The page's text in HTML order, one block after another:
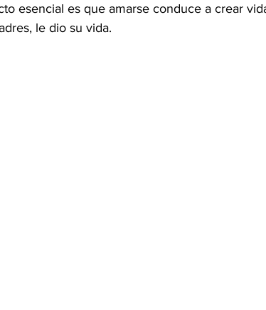
esencial es que amarse conduce a crear
le dio su vida.